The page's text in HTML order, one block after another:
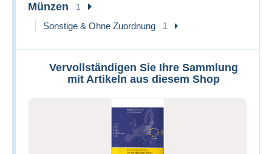
Münzen 1
Sonstige & Ohne Zuordnung 1
Vervollständigen Sie Ihre Sammlung
mit Artikeln aus diesem Shop